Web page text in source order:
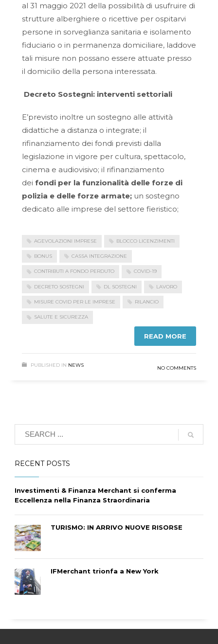
al 31 maggio 2021 della possibilità di usufruire di
strutture alberghiere o ricettive per ospitarvi
persone in sorveglianza sanitaria e isolamento
fiduciario o in permanenza domiciliare, laddove
tali misure non possano essere attuate presso
il domicilio della persona interessata.
Decreto Sostegni: interventi settoriali
E’previsto inoltre un sostegno alle attività
didattiche a distanza o integrate; il
rifinanziamento dei fondi previsti dalla
legislazione in vigore per cultura, spettacolo,
cinema e audiovisivo; il rifinanziamento
dei fondi per la funzionalità delle forze di
polizia e delle forze armate; un sostegno
dedicato alle imprese del settore fieristico;
AGEVOLAZIONI IMPRESE BLOCCO LICENZIMENTI
BONUS CASSA INTEGRAZIONE
CONTRIBUTI A FONDO PERDUTO COVID-19
DECRETO SOSTEGNI DL SOSTEGNI LAVORO
MISURE COVID PER LE IMPRESE RILANCIO
SALUTE E SICUREZZA
READ MORE
PUBLISHED IN NEWS NO COMMENTS
RECENT POSTS
Investimenti & Finanza Merchant si conferma
Eccellenza nella Finanza Straordinaria
TURISMO: IN ARRIVO NUOVE RISORSE
IFMerchant trionfa a New York